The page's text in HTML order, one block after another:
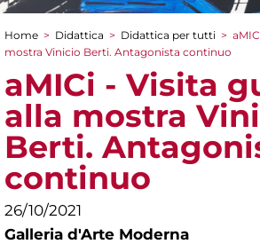
Tu sei qui
Home > Didattica > Didattica per tutti >
mostra Vinicio Berti. Antagonista continuo
aMICi - Visita
alla mostra
Berti.
continuo
26/10/2021
Galleria d'Arte Moderna